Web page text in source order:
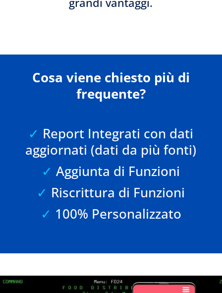
Cosa viene chiesto più di
frequente?
✓ Report Integrati con dati
aggiornati (dati da più fonti)
✓ Aggiunta di Funzioni
✓ Riscrittura di Funzioni
✓ 100% Personalizzato